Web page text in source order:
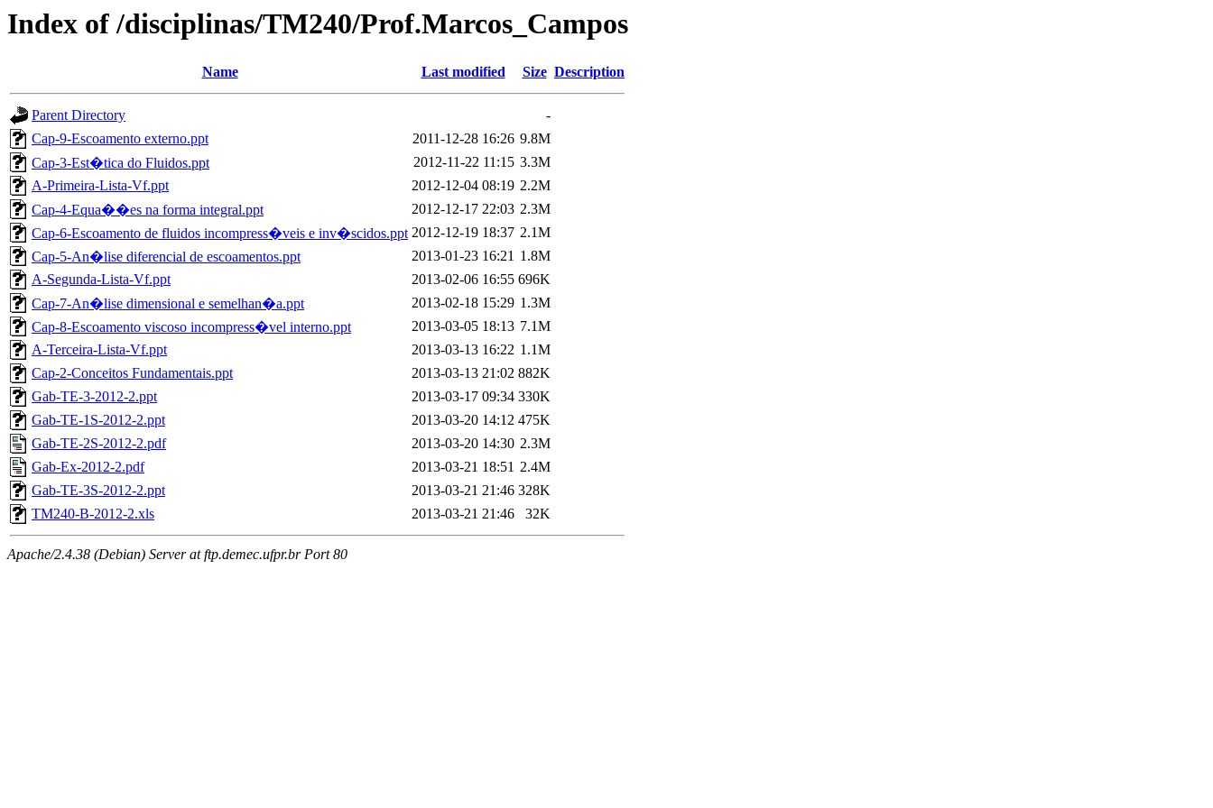
Index of /disciplinas/TM240/Prof.Marcos_Campos
Name Last modified Size Description
Parent Directory
-
Cap-9-Escoamento externo.ppt
2011-12-28 16:26 9.8M
Cap-3-Est�tica do Fluidos.ppt
2012-11-22 11:15 3.3M
A-Primeira-Lista-Vf.ppt
2012-12-04 08:19 2.2M
Cap-4-Equa��es na forma integral.ppt
2012-12-17 22:03 2.3M
Cap-6-Escoamento de fluidos incompress�veis e inv�scidos.ppt 2012-12-19 18:37 2.1M
Cap-5-An�lise diferencial de escoamentos.ppt
2013-01-23 16:21 1.8M
A-Segunda-Lista-Vf.ppt
2013-02-06 16:55 696K
Cap-7-An�lise dimensional e semelhan�a.ppt
2013-02-18 15:29 1.3M
Cap-8-Escoamento viscoso incompress�vel interno.ppt
2013-03-05 18:13 7.1M
A-Terceira-Lista-Vf.ppt
2013-03-13 16:22 1.1M
Cap-2-Conceitos Fundamentais.ppt
2013-03-13 21:02 882K
Gab-TE-3-2012-2.ppt
2013-03-17 09:34 330K
Gab-TE-1S-2012-2.ppt
2013-03-20 14:12 475K
Gab-TE-2S-2012-2.pdf
2013-03-20 14:30 2.3M
Gab-Ex-2012-2.pdf
2013-03-21 18:51 2.4M
Gab-TE-3S-2012-2.ppt
2013-03-21 21:46 328K
TM240-B-2012-2.xls
2013-03-21 21:46 32K
Apache/2.4.38 (Debian) Server at ftp.demec.ufpr.br Port 80